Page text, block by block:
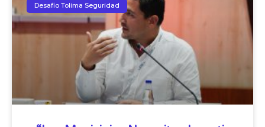
Desafio Tolima Seguridad